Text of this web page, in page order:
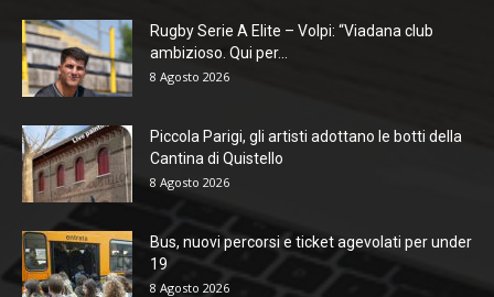
Rugby Serie A Elite – Volpi: “Viadana club
ambizioso. Qui per...
8 Agosto 2026
Piccola Parigi, gli artisti adottano le botti della
Cantina di Quistello
8 Agosto 2026
Bus, nuovi percorsi e ticket agevolati per under
19
8 Agosto 2026